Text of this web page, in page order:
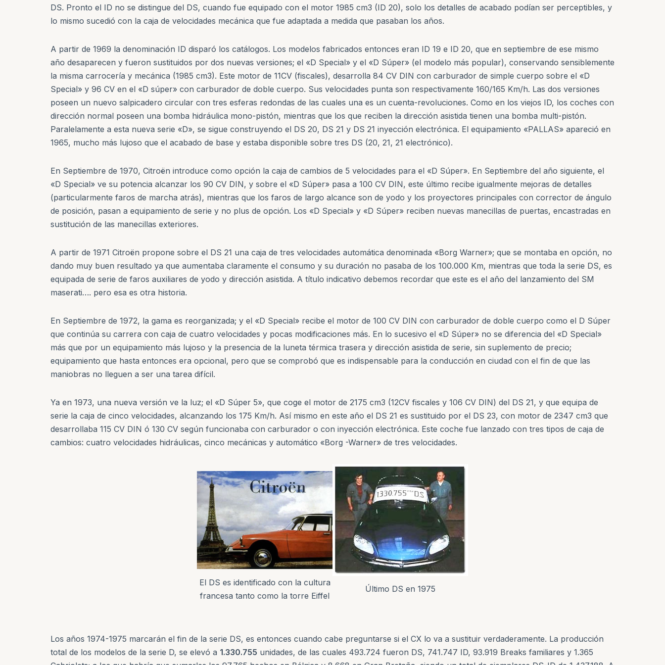
DS. Pronto el ID no se distingue del DS, cuando fue equipado con el motor 1985 cm3 (ID 20), solo los detalles de acabado podían ser perceptibles, y
lo mismo sucedió con la caja de velocidades mecánica que fue adaptada a medida que pasaban los años.
A partir de 1969 la denominación ID disparó los catálogos. Los modelos fabricados entonces eran ID 19 e ID 20, que en septiembre de ese mismo
año desaparecen y fueron sustituidos por dos nuevas versiones; el «D Special» y el «D Súper» (el modelo más popular), conservando sensiblemente
la misma carrocería y mecánica (1985 cm3). Este motor de 11CV (fiscales), desarrolla 84 CV DIN con carburador de simple cuerpo sobre el «D
Special» y 96 CV en el «D súper» con carburador de doble cuerpo. Sus velocidades punta son respectivamente 160/165 Km/h. Las dos versiones
poseen un nuevo salpicadero circular con tres esferas redondas de las cuales una es un cuenta-revoluciones. Como en los viejos ID, los coches con
dirección normal poseen una bomba hidráulica mono-pistón, mientras que los que reciben la dirección asistida tienen una bomba multi-pistón.
Paralelamente a esta nueva serie «D», se sigue construyendo el DS 20, DS 21 y DS 21 inyección electrónica. El equipamiento «PALLAS» apareció en
1965, mucho más lujoso que el acabado de base y estaba disponible sobre tres DS (20, 21, 21 electrónico).
En Septiembre de 1970, Citroën introduce como opción la caja de cambios de 5 velocidades para el «D Súper». En Septiembre del año siguiente, el
«D Special» ve su potencia alcanzar los 90 CV DIN, y sobre el «D Súper» pasa a 100 CV DIN, este último recibe igualmente mejoras de detalles
(particularmente faros de marcha atrás), mientras que los faros de largo alcance son de yodo y los proyectores principales con corrector de ángulo
de posición, pasan a equipamiento de serie y no plus de opción. Los «D Special» y «D Súper» reciben nuevas manecillas de puertas, encastradas en
sustitución de las manecillas exteriores.
A partir de 1971 Citroën propone sobre el DS 21 una caja de tres velocidades automática denominada «Borg Warner»; que se montaba en opción, no
dando muy buen resultado ya que aumentaba claramente el consumo y su duración no pasaba de los 100.000 Km, mientras que toda la serie DS, es
equipada de serie de faros auxiliares de yodo y dirección asistida. A título indicativo debemos recordar que este es el año del lanzamiento del SM
maserati…. pero esa es otra historia.
En Septiembre de 1972, la gama es reorganizada; y el «D Special» recibe el motor de 100 CV DIN con carburador de doble cuerpo como el D Súper
que continúa su carrera con caja de cuatro velocidades y pocas modificaciones más. En lo sucesivo el «D Súper» no se diferencia del «D Special»
más que por un equipamiento más lujoso y la presencia de la luneta térmica trasera y dirección asistida de serie, sin suplemento de precio;
equipamiento que hasta entonces era opcional, pero que se comprobó que es indispensable para la conducción en ciudad con el fin de que las
maniobras no lleguen a ser una tarea difícil.
Ya en 1973, una nueva versión ve la luz; el «D Súper 5», que coge el motor de 2175 cm3 (12CV fiscales y 106 CV DIN) del DS 21, y que equipa de
serie la caja de cinco velocidades, alcanzando los 175 Km/h. Así mismo en este año el DS 21 es sustituido por el DS 23, con motor de 2347 cm3 que
desarrollaba 115 CV DIN ó 130 CV según funcionaba con carburador o con inyección electrónica. Este coche fue lanzado con tres tipos de caja de
cambios: cuatro velocidades hidráulicas, cinco mecánicas y automático «Borg -Warner» de tres velocidades.
El DS es identificado con la cultura
francesa tanto como la torre Eiffel
Último DS en 1975
Los años 1974-1975 marcarán el fin de la serie DS, es entonces cuando cabe preguntarse si el CX lo va a sustituir verdaderamente. La producción
total de los modelos de la serie D, se elevó a 1.330.755 unidades, de las cuales 493.724 fueron DS, 741.747 ID, 93.919 Breaks familiares y 1.365